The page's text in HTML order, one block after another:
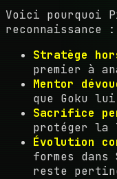
Voici pourquoi
reconnaissance :
Stratège
premier à
Mentor
que Goku lui-
Sacrifice
protéger la
Évolution
formes
reste